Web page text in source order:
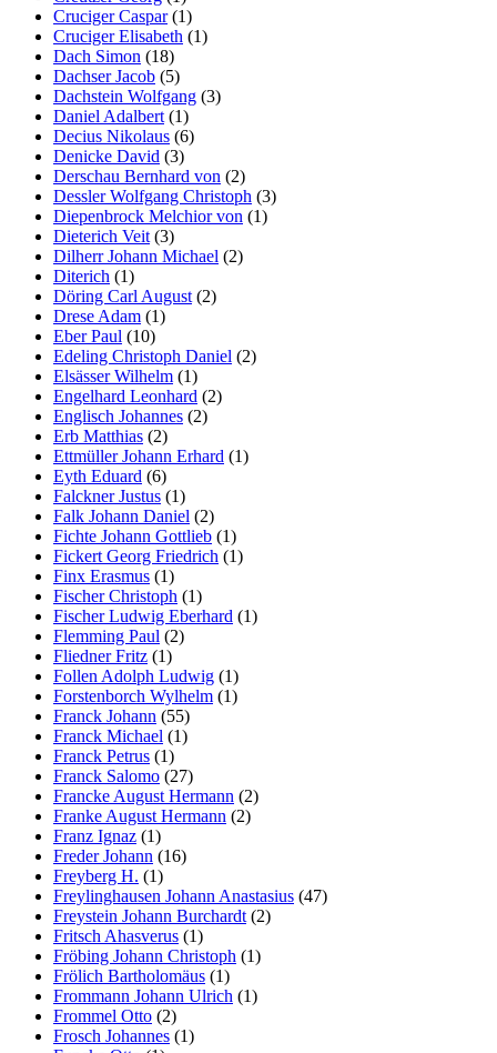
Cruciger Caspar(1)
Cruciger Elisabeth (1)
Dach Simon (18)
Dachser Jacob (5)
Dachstein Wolfgang (3)
Daniel Adalbert (1)
Decius Nikolaus (6)
Denicke David (3)
Derschau Bernhard von (2)
Dessler Wolfgang Christoph (3)
Diepenbrock Melchior von (1)
Dieterich Veit (3)
Dilherr Johann Michael (2)
Diterich (1)
Döring Carl August (2)
Drese Adam (1)
Eber Paul (10)
Edeling Christoph Daniel (2)
Elsässer Wilhelm (1)
Engelhard Leonhard (2)
Englisch Johannes (2)
Erb Matthias (2)
Ettmüller Johann Erhard (1)
Eyth Eduard (6)
Falckner Justus (1)
Falk Johann Daniel (2)
Fichte Johann Gottlieb (1)
Fickert Georg Friedrich (1)
Finx Erasmus (1)
Fischer Christoph (1)
Fischer Ludwig Eberhard (1)
Flemming Paul (2)
Fliedner Fritz (1)
Follen Adolph Ludwig (1)
Forstenborch Wylhelm (1)
Franck Johann (55)
Franck Michael (1)
Franck Petrus (1)
Franck Salomo (27)
Francke August Hermann (2)
Franke August Hermann (2)
Franz Ignaz (1)
Freder Johann (16)
Freyberg H. (1)
Freylinghausen Johann Anastasius (47)
Freystein Johann Burchardt (2)
Fritsch Ahasverus (1)
Fröbing Johann Christoph (1)
Frölich Bartholomäus (1)
Frommann Johann Ulrich (1)
Frommel Otto (2)
Frosch Johannes (1)